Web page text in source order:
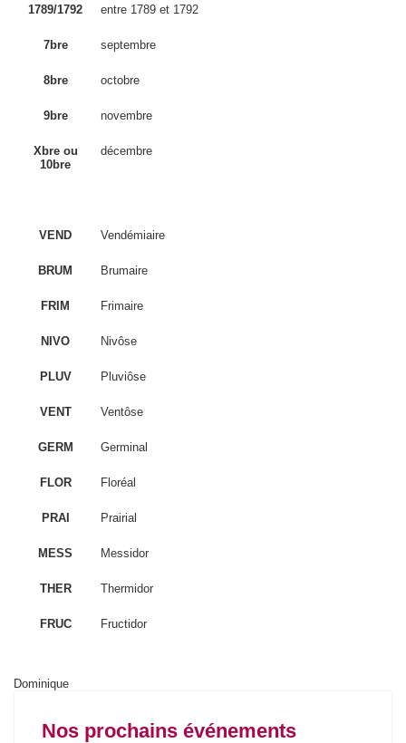
1789/1792 entre 1789 et 1792
7bre septembre
8bre octobre
9bre novembre
Xbre ou
10bre
décembre
VEND Vendémiaire
BRUM Brumaire
FRIM Frimaire
NIVO Nivôse
PLUV Pluviôse
VENT Ventôse
GERM Germinal
FLOR Floréal
PRAI Prairial
MESS Messidor
THER Thermidor
FRUC Fructidor
Dominique
Nos prochains événements